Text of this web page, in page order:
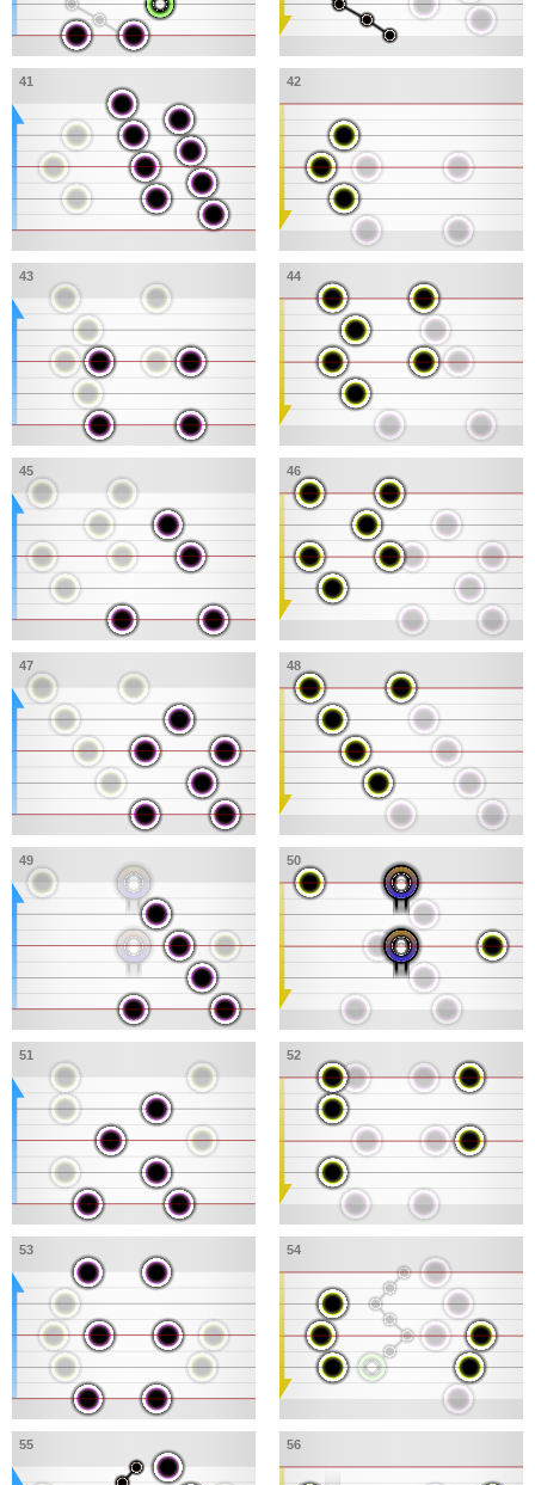
41 42
43 44
45 46
47 48
49 50
51 52
53 54
55 56